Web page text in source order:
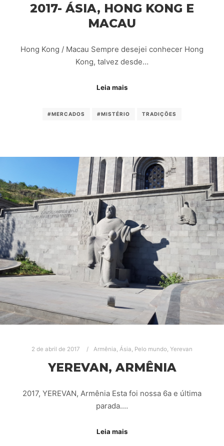
2017- ÁSIA, HONG KONG E
MACAU
Hong Kong / Macau Sempre desejei conhecer Hong
Kong, talvez desde…
Leia mais
#MERCADOS #MISTÉRIO TRADIÇÕES
2 de abril de 2017 Armênia, Ásia, Pelo mundo, Yerevan
YEREVAN, ARMÊNIA
2017, YEREVAN, Armênia Esta foi nossa 6a e última
parada.…
Leia mais